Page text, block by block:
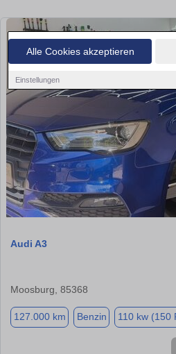
Alle Cookies akzeptieren
Einstellungen
Audi A3
Moosburg, 85368
127.000 km Benzin 110 kw (150